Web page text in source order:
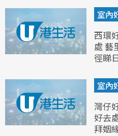
室內
西環
處 藝
徑睇
室內
灣仔
好去
拜姻